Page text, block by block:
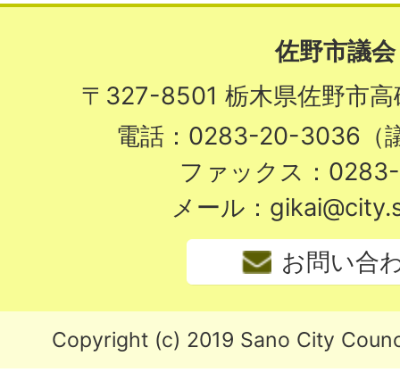
佐野市議会
〒327-8501 栃木県佐野市高
電話：0283-20-3036（
ファックス：
メール：
お問い合
Copyright (c) 2019 Sano City